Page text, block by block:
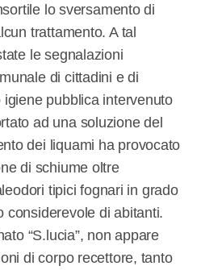
lo sversamento di
trattamento. A tal
le segnalazioni
di cittadini e di
pubblica intervenuto
ad una soluzione del
dei liquami ha provocato
di schiume oltre
tipici fognari in grado
considerevole di abitanti.
“S.lucia”, non appare
di corpo recettore, tanto